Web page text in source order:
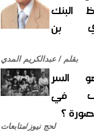
البنك
بن
بقلم / عبدالكريم المدي
السر
في
؟
لحج نيوز/متابعات